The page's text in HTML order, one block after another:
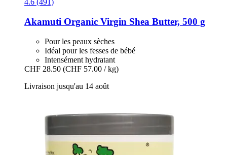
4.6 (491)
Akamuti Organic Virgin Shea Butter, 500 g
Pour les peaux sèches
Idéal pour les fesses de bébé
Intensément hydratant
CHF 28.50 (CHF 57.00 / kg)
Livraison jusqu'au 14 août